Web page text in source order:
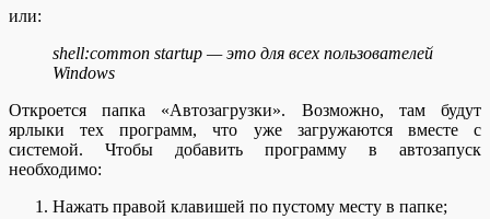
или:
shell:common startup — это для всех пользователей
Windows
Откроется папка «Автозагрузки». Возможно, там будут
ярлыки тех программ, что уже загружаются вместе с
системой. Чтобы добавить программу в автозапуск
необходимо:
Нажать правой клавишей по пустому месту в папке;